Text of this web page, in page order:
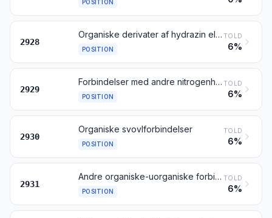
POSITION
2928
Organiske derivater af hydrazin eller hydroxylamin
POSITION
TOLD
6%
2929
Forbindelser med andre nitrogenholdige grupper
POSITION
TOLD
6%
2930
Organiske svovlforbindelser
POSITION
TOLD
6%
2931
Andre organiske-uorganiske forbindelser
POSITION
TOLD
6%